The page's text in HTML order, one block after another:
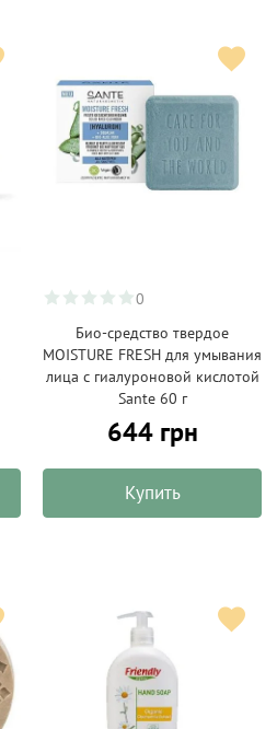
0
Био-средство твердое
MOISTURE FRESH для умывания
лица с гиалуроновой кислотой
Sante 60 г
644 грн
Купить